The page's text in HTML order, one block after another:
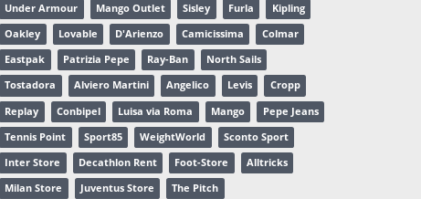
Under Armour Mango Outlet Sisley Furla Kipling
Oakley Lovable D'Arienzo Camicissima Colmar
Eastpak Patrizia Pepe Ray-Ban North Sails
Tostadora Alviero Martini Angelico Levis Cropp
Replay Conbipel Luisa via Roma Mango Pepe Jeans
Tennis Point Sport85 WeightWorld Sconto Sport
Inter Store Decathlon Rent Foot-Store Alltricks
Milan Store Juventus Store The Pitch